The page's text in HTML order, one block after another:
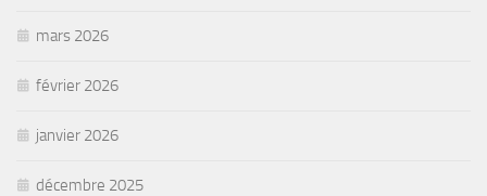
mars 2026
février 2026
janvier 2026
décembre 2025